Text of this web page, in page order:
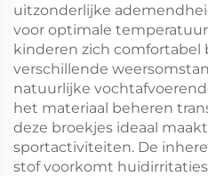
uitzonderlijke
voor optimale
kinderen zich comfortabel
verschillende
natuurlijke
het materiaal beheren
deze broekjes ideaal
sportactiviteiten. De
stof voorkomt